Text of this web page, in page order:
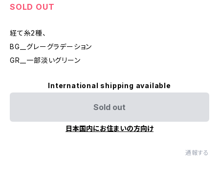
SOLD OUT
経て糸2種、
BG__グレーグラデーション
GR__一部淡いグリーン
International shipping available
Sold out
日本国内にお住まいの方向け
通報する